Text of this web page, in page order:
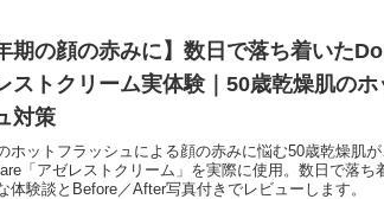
期の顔の赤みに】数日で落ち着いた
ストクリーム実体験｜50歳乾燥肌のホ
対策
ホットフラッシュによる顔の赤みに悩む50歳乾燥肌が
「アゼレストクリーム」を実際に使用。数日で落ち
体験談とBefore／After写真付きでレビューします。